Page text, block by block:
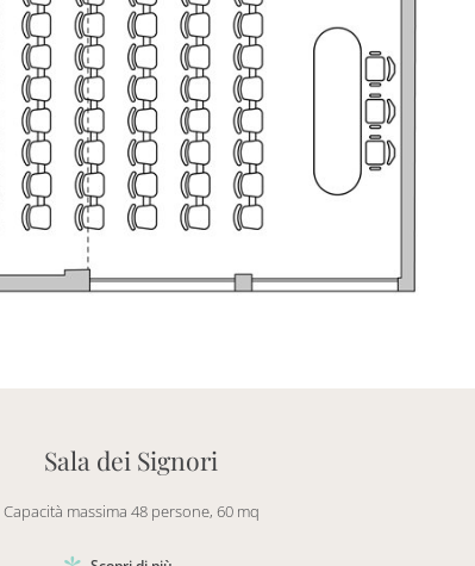
Sala dei Signori
Capacità massima 48 persone, 60 mq